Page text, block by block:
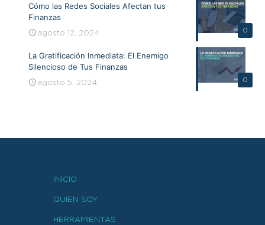
0
Cómo las Redes Sociales Afectan tus
Finanzas
agosto 12, 2024
0
La Gratificación Inmediata: El Enemigo
Silencioso de Tus Finanzas
agosto 5, 2024
INICIO
QUIEN SOY
HERRAMIENTAS